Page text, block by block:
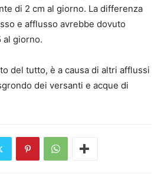
di 2 cm al giorno. La differenza
e afflusso avrebbe dovuto
al giorno.
del tutto, è a causa di altri afflussi
dei versanti e acque di